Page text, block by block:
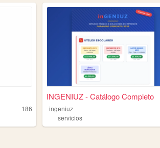
186
INGENIUZ - Catálogo Completo
ingeniuz
servicios